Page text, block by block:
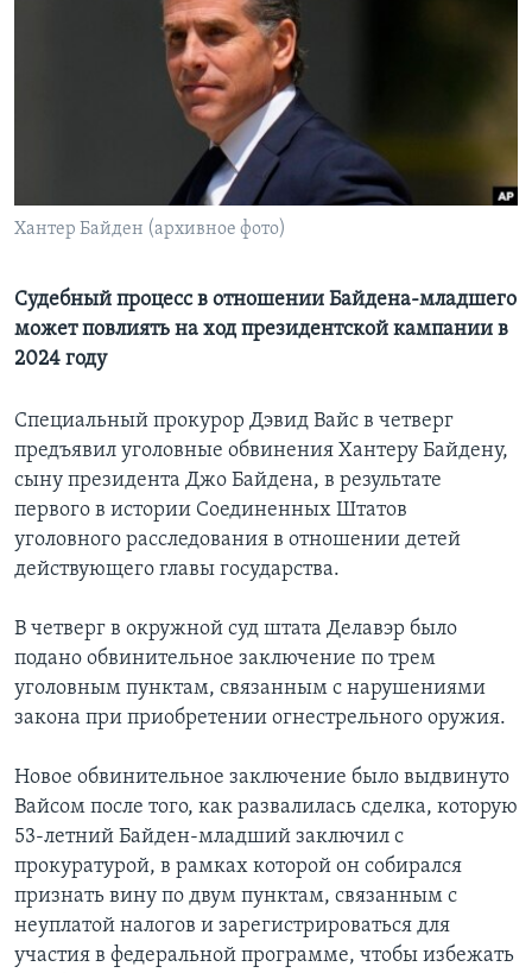
Языки
Хантер Байден (архивное фото)
Судебный процесс в отношении Байдена-младшего
может повлиять на ход президентской кампании в
2024 году
Специальный прокурор Дэвид Вайс в четверг
предъявил уголовные обвинения Хантеру Байдену,
сыну президента Джо Байдена, в результате
первого в истории Соединенных Штатов
уголовного расследования в отношении детей
действующего главы государства.
В четверг в окружной суд штата Делавэр было
подано обвинительное заключение по трем
уголовным пунктам, связанным с нарушениями
закона при приобретении огнестрельного оружия.
Новое обвинительное заключение было выдвинуто
Вайсом после того, как развалилась сделка, которую
53-летний Байден-младший заключил с
прокуратурой, в рамках которой он собирался
признать вину по двум пунктам, связанным с
неуплатой налогов и зарегистрироваться для
участия в федеральной программе, чтобы избежать